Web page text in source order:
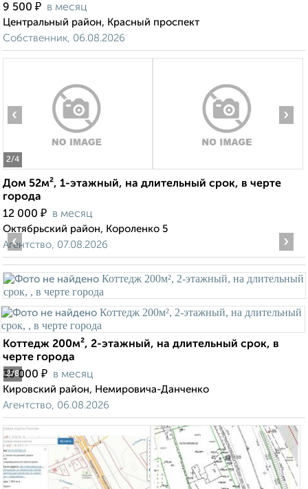
9 500 ₽ в месяц
Центральный район, Красный проспект
Собственник, 06.08.2026
2/4
‹ ›
Дом 52м², 1-этажный, на длительный срок, в черте
города
12 000 ₽ в месяц
Октябрьский район, Короленко 5
Агентство, 07.08.2026
2/8
‹ ›
Коттедж 200м², 2-этажный, на длительный срок, в
черте города
35 000 ₽ в месяц
Кировский район, Немировича-Данченко
Агентство, 06.08.2026